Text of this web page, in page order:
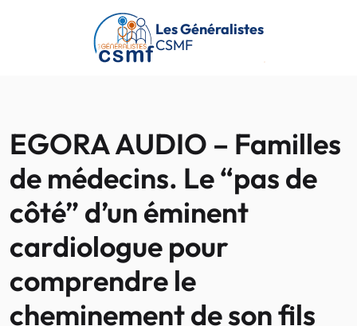
Passer au contenu principal
Les Généralistes
CSMF
EGORA AUDIO – Familles
de médecins. Le “pas de
côté” d’un éminent
cardiologue pour
comprendre le
cheminement de son fils